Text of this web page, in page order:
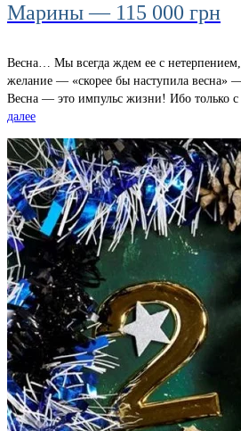
Марины — 115 000 грн
Весна… Мы всегда ждем ее с
желание — «скорее бы наступила весна»
Весна — это импульс жизни! Ибо только
далее